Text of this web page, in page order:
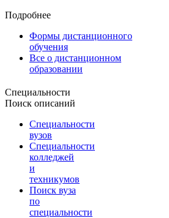
Подробнее
Формы дистанционного
обучения
Все о дистанционном
образовании
Специальности
Поиск описаний
Специальности
вузов
Специальности
колледжей
и
техникумов
Поиск вуза
по
специальности